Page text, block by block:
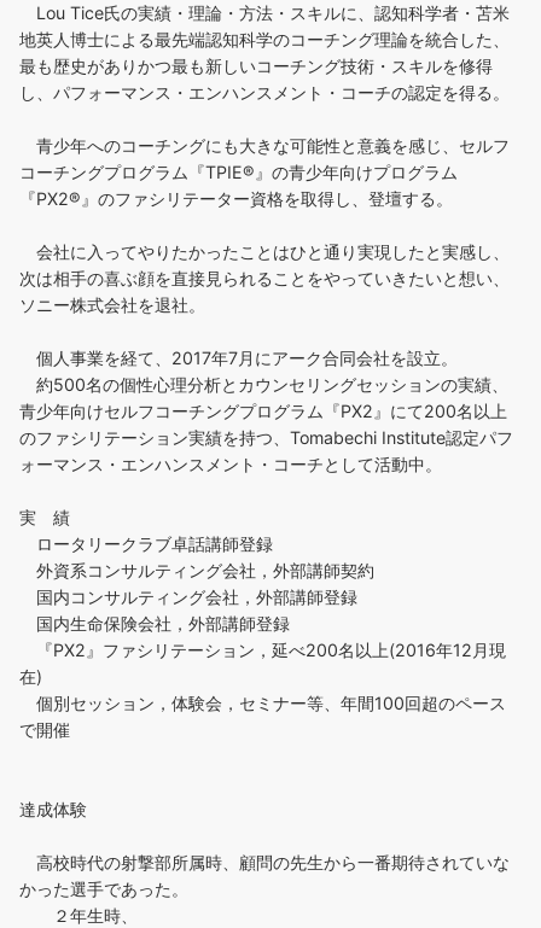
Lou Tice氏の実績・理論・方法・スキルに、認知科学者・苫米
地英人博士による最先端認知科学のコーチング理論を統合した、
最も歴史がありかつ最も新しいコーチング技術・スキルを修得
し、パフォーマンス・エンハンスメント・コーチの認定を得る。
青少年へのコーチングにも大きな可能性と意義を感じ、セルフ
コーチングプログラム『TPIE®』の青少年向けプログラム
『PX2®』のファシリテーター資格を取得し、登壇する。
会社に入ってやりたかったことはひと通り実現したと実感し、
次は相手の喜ぶ顔を直接見られることをやっていきたいと想い、
ソニー株式会社を退社。
個人事業を経て、2017年7月にアーク合同会社を設立。
約500名の個性心理分析とカウンセリングセッションの実績、
青少年向けセルフコーチングプログラム『PX2』にて200名以上
のファシリテーション実績を持つ、Tomabechi Institute認定パフ
ォーマンス・エンハンスメント・コーチとして活動中。
実 績
ロータリークラブ卓話講師登録
外資系コンサルティング会社，外部講師契約
国内コンサルティング会社，外部講師登録
国内生命保険会社，外部講師登録
『PX2』ファシリテーション，延べ200名以上(2016年12月現
在)
個別セッション，体験会，セミナー等、年間100回超のペース
で開催
達成体験
高校時代の射撃部所属時、顧問の先生から一番期待されていな
かった選手であった。
２年生時、